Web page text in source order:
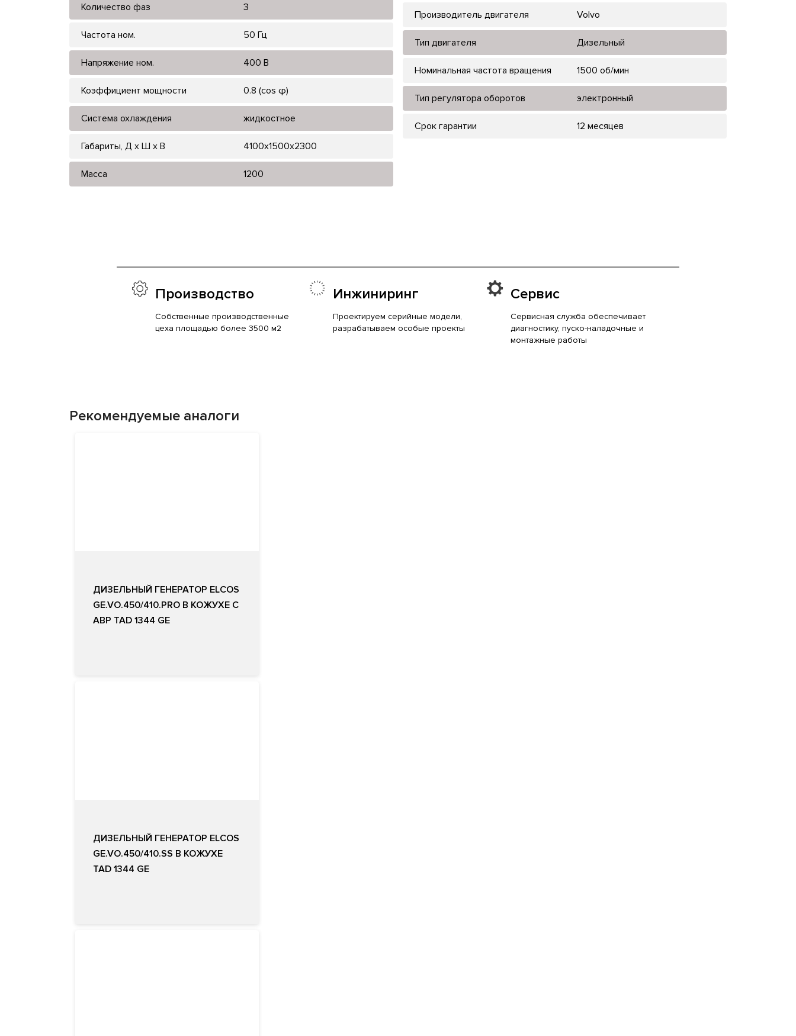
Количество фаз 3
Частота ном. 50 Гц
Напряжение ном. 400 В
Коэффициент мощности 0.8 (cos φ)
Система охлаждения жидкостное
Габариты, Д x Ш x В 4100x1500x2300
Масса 1200
Производитель двигателя Volvo
Тип двигателя Дизельный
Номинальная частота вращения 1500 об/мин
Тип регулятора оборотов электронный
Срок гарантии 12 месяцев
Производство
Собственные производственные
цеха площадью более 3500 м2
Инжиниринг
Проектируем серийные модели,
разрабатываем особые проекты
Сервис
Сервисная служба обеспечивает
диагностику, пуско-наладочные и
монтажные работы
Рекомендуемые аналоги
ДИЗЕЛЬНЫЙ ГЕНЕРАТОР ELCOS
GE.VO.450/410.PRO В КОЖУХЕ С
АВР TAD 1344 GE
ДИЗЕЛЬНЫЙ ГЕНЕРАТОР ELCOS
GE.VO.450/410.SS В КОЖУХЕ
TAD 1344 GE